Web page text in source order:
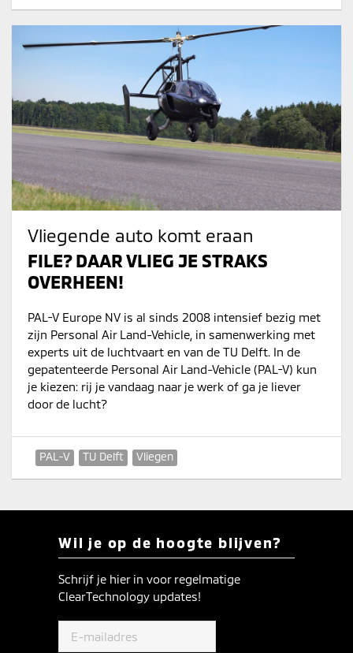
Vliegende auto komt eraan
FILE? DAAR VLIEG JE STRAKS
OVERHEEN!
PAL-V Europe NV is al sinds 2008 intensief bezig met
zijn Personal Air Land-Vehicle, in samenwerking met
experts uit de luchtvaart en van de TU Delft. In de
gepatenteerde Personal Air Land-Vehicle (PAL-V) kun
je kiezen: rij je vandaag naar je werk of ga je liever
door de lucht?
PAL-V TU Delft Vliegen
Wil je op de hoogte blijven?
Schrijf je hier in voor regelmatige
ClearTechnology updates!